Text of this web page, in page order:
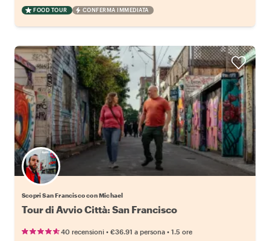
FOOD TOUR CONFERMA IMMEDIATA
Scopri San Francisco con Michael
Tour di Avvio Città: San Francisco
40 recensioni • €36.91 a persona • 1.5 ore